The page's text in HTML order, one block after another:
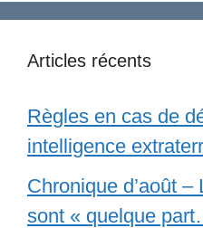
Articles récents
Règles en cas de
intelligence
Chronique d’août
sont « quelque